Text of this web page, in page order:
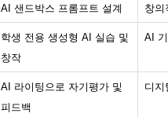
AI 샌드박스 프롬프트 설계 창의
학생 전용 생성형 AI 실습 및
창작
AI
AI 라이팅으로 자기평가 및
피드백
디지